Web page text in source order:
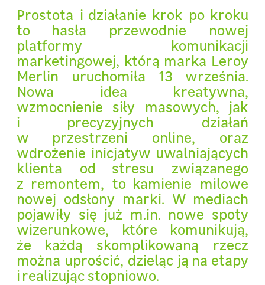
Prostota i działanie krok po kroku
to hasła przewodnie nowej
platformy komunikacji
marketingowej, którą marka Leroy
Merlin uruchomiła 13 września.
Nowa idea kreatywna,
wzmocnienie siły masowych, jak
i precyzyjnych działań
w przestrzeni online, oraz
wdrożenie inicjatyw uwalniających
klienta od stresu związanego
z remontem, to kamienie milowe
nowej odsłony marki. W mediach
pojawiły się już m.in. nowe spoty
wizerunkowe, które komunikują,
że każdą skomplikowaną rzecz
można uprościć, dzieląc ją na etapy
i realizując stopniowo.